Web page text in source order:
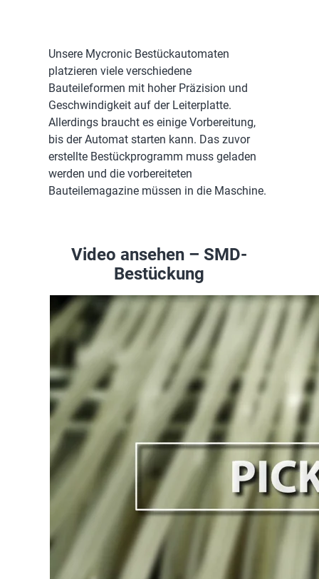
Unsere Mycronic Bestückautomaten
platzieren viele verschiedene
Bauteileformen mit hoher Präzision und
Geschwindigkeit auf der Leiterplatte.
Allerdings braucht es einige Vorbereitung,
bis der Automat starten kann. Das zuvor
erstellte Bestückprogramm muss geladen
werden und die vorbereiteten
Bauteilemagazine müssen in die Maschine.
Video ansehen – SMD-
Bestückung